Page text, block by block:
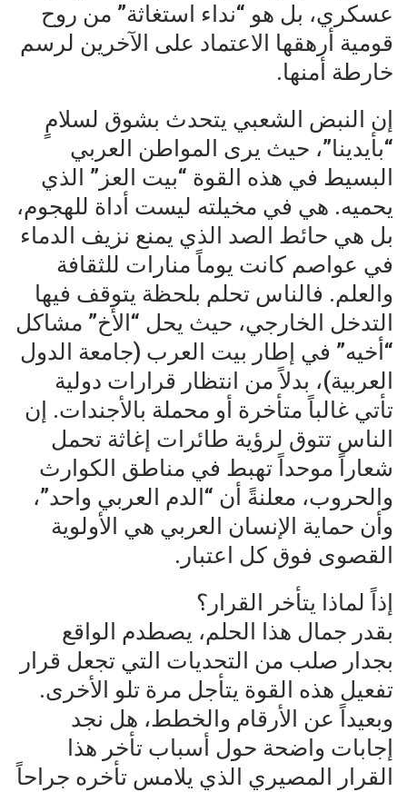
عسكري، بل هو “نداء استغاثة” من روح
قومية أرهقها الاعتماد على الآخرين لرسم
خارطة أمنها.
إن النبض الشعبي يتحدث بشوق لسلامٍ
“بأيدينا”، حيث يرى المواطن العربي
البسيط في هذه القوة “بيت العز” الذي
يحميه. هي في مخيلته ليست أداة للهجوم،
بل هي حائط الصد الذي يمنع نزيف الدماء
في عواصم كانت يوماً منارات للثقافة
والعلم. فالناس تحلم بلحظة يتوقف فيها
التدخل الخارجي، حيث يحل “الأخ” مشاكل
“أخيه” في إطار بيت العرب (جامعة الدول
العربية)، بدلاً من انتظار قرارات دولية
تأتي غالباً متأخرة أو محملة بالأجندات. إن
الناس تتوق لرؤية طائرات إغاثة تحمل
شعاراً موحداً تهبط في مناطق الكوارث
والحروب، معلنةً أن “الدم العربي واحد”،
وأن حماية الإنسان العربي هي الأولوية
القصوى فوق كل اعتبار.
إذاً لماذا يتأخر القرار؟
بقدر جمال هذا الحلم، يصطدم الواقع
بجدار صلب من التحديات التي تجعل قرار
تفعيل هذه القوة يتأجل مرة تلو الأخرى.
وبعيداً عن الأرقام والخطط، هل نجد
إجابات واضحة حول أسباب تأخر هذا
القرار المصيري الذي يلامس تأخره جراحاً